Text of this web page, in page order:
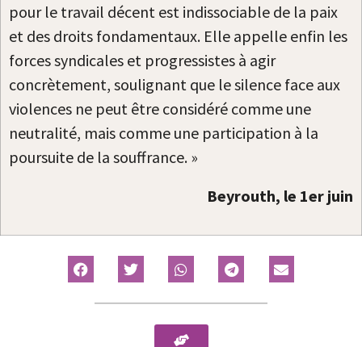
pour le travail décent est indissociable de la paix
et des droits fondamentaux. Elle appelle enfin les
forces syndicales et progressistes à agir
concrètement, soulignant que le silence face aux
violences ne peut être considéré comme une
neutralité, mais comme une participation à la
poursuite de la souffrance. »
Beyrouth, le 1er juin